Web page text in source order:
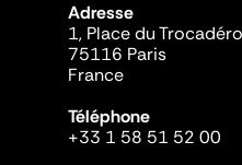
Adresse
1, Place du
75116 Paris
France
Téléphone
+33 1 58 51 52 00